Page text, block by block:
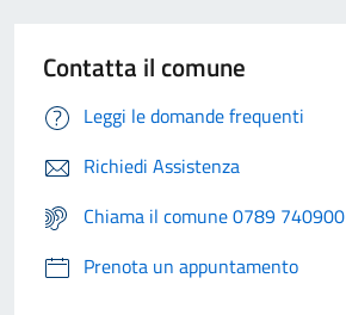
Contatta il comune
Leggi le domande frequenti
Richiedi Assistenza
Chiama il comune 0789 740900
Prenota un appuntamento